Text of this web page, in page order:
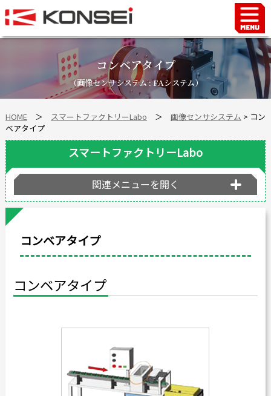
コンベアタイプ
（画像センサシステム : FAシステム）
HOME＞ スマートファクトリーLabo ＞ 画像センサシステム > コン
ベアタイプ
コンベアタイプ
コンベアタイプ
スマートファクトリーLabo
関連メニューを開く
Home
ハンド＆チャックロボット周辺機器
FAシステム
スマートファクトリーLabo
自動車部品
企業情報
海外拠点
個人情報の取り扱い
カタログダウンロード
採用情報